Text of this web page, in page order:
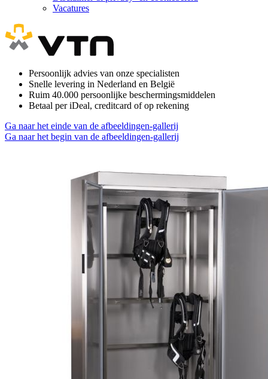
Vacatures
Persoonlijk advies van onze specialisten
Snelle levering in Nederland en België
Ruim 40.000 persoonlijke beschermingsmiddelen
Betaal per iDeal, creditcard of op rekening
Ga naar het einde van de afbeeldingen-gallerij
Ga naar het begin van de afbeeldingen-gallerij